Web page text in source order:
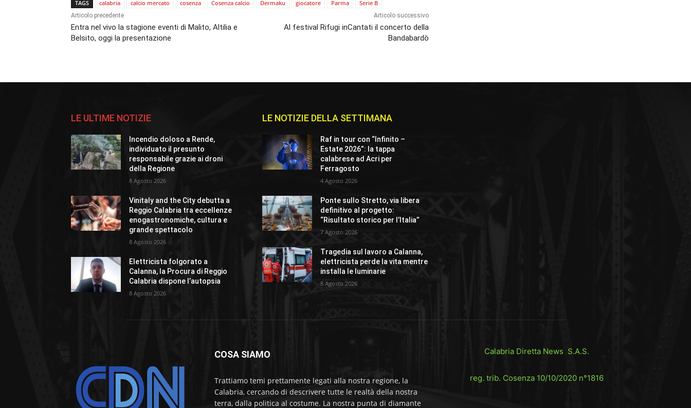
TAGS calabria calcio mercato cosenza Cosenza calcio Dermaku giocatore Parma Serie B
Articolo precedente
Entra nel vivo la stagione eventi di Malito, Altilia e
Belsito, oggi la presentazione
Articolo successivo
Al festival Rifugi inCantati il concerto della
Bandabardò
LE ULTIME NOTIZIE
Incendio doloso a Rende,
individuato il presunto
responsabile grazie ai droni
della Regione
8 Agosto 2026
Vinitaly and the City debutta a
Reggio Calabria tra eccellenze
enogastronomiche, cultura e
grande spettacolo
8 Agosto 2026
Elettricista folgorato a
Calanna, la Procura di Reggio
Calabria dispone l’autopsia
8 Agosto 2026
LE NOTIZIE DELLA SETTIMANA
Raf in tour con “Infinito –
Estate 2026”: la tappa
calabrese ad Acri per
Ferragosto
4 Agosto 2026
Ponte sullo Stretto, via libera
definitivo al progetto:
“Risultato storico per l’Italia”
7 Agosto 2026
Tragedia sul lavoro a Calanna,
elettricista perde la vita mentre
installa le luminarie
8 Agosto 2026
COSA SIAMO
Trattiamo temi prettamente legati alla nostra regione, la
Calabria, cercando di descrivere tutte le realtà della nostra
terra, dalla politica al costume. La nostra punta di diamante
Calabria Diretta News S.A.S.
reg. trib. Cosenza 10/10/2020 n°1816